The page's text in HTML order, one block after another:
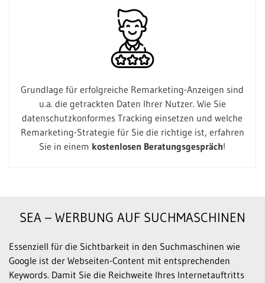
Grundlage für erfolgreiche Remarketing-Anzeigen sind
u.a. die getrackten Daten Ihrer Nutzer. Wie Sie
datenschutzkonformes Tracking einsetzen und welche
Remarketing-Strategie für Sie die richtige ist, erfahren
Sie in einem kostenlosen Beratungsgespräch!
SEA – WERBUNG AUF SUCHMASCHINEN
Essenziell für die Sichtbarkeit in den Suchmaschinen wie
Google ist der Webseiten-Content mit entsprechenden
Keywords. Damit Sie die Reichweite Ihres Internetauftritts